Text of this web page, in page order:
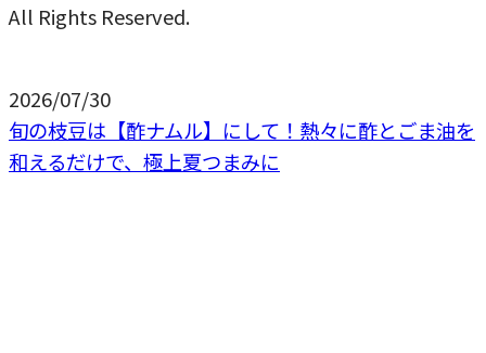
All Rights Reserved.
2026/07/30
旬の枝豆は【酢ナムル】にして！熱々に酢とごま油を
和えるだけで、極上夏つまみに